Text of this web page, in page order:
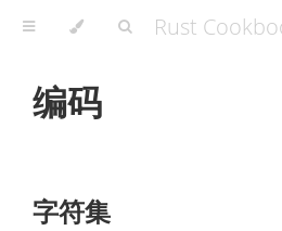
编码
字符集